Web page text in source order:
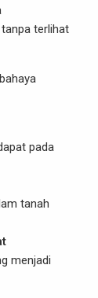
terlihat
pada
tanah
menjadi